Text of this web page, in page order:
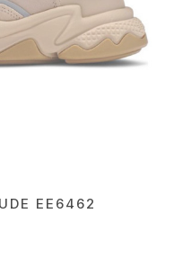
EE6462